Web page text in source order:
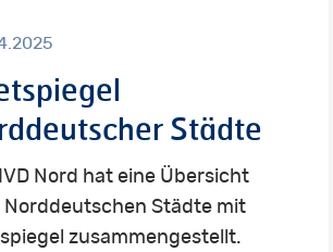
Städte
Nord hat eine Übersicht
Norddeutschen Städte mit
zusammengestellt.